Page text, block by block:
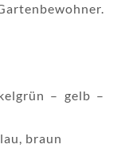
– gelb –
braun